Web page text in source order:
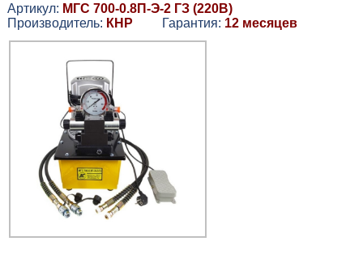
Артикул: МГС 700-0.8П-Э-2 ГЗ (220В)
Производитель: КНР Гарантия: 12 месяцев